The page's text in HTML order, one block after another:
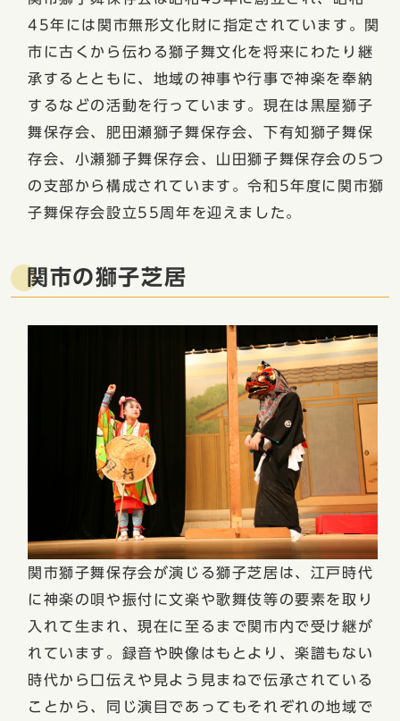
45年には関市無形文化財に指定されています。関
市に古くから伝わる獅子舞文化を将来にわたり継
承するとともに、地域の神事や行事で神楽を奉納
するなどの活動を行っています。現在は黒屋獅子
舞保存会、肥田瀬獅子舞保存会、下有知獅子舞保
存会、小瀬獅子舞保存会、山田獅子舞保存会の5つ
の支部から構成されています。令和5年度に関市獅
子舞保存会設立55周年を迎えました。
関市の獅子芝居
関市獅子舞保存会が演じる獅子芝居は、江戸時代
に神楽の唄や振付に文楽や歌舞伎等の要素を取り
入れて生まれ、現在に至るまで関市内で受け継が
れています。録音や映像はもとより、楽譜もない
時代から口伝えや見よう見まねで伝承されている
ことから、同じ演目であってもそれぞれの地域で